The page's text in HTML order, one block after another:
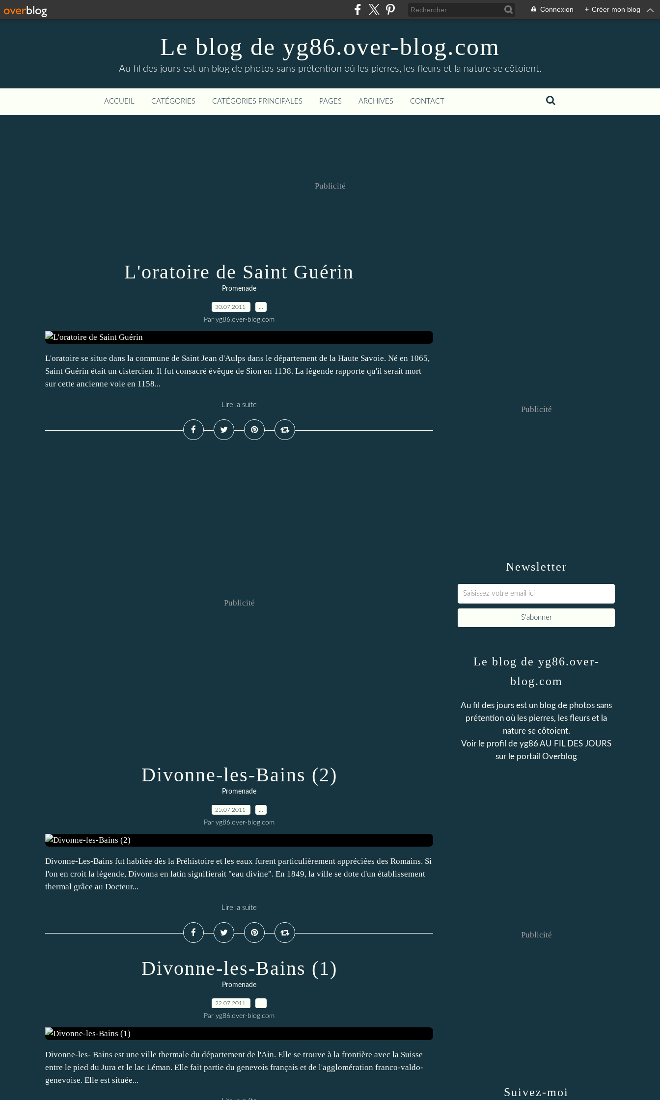
Connexion + Créer mon blog
Le blog de yg86.over-blog.com
Au fil des jours est un blog de photos sans prétention où les pierres, les fleurs et la nature se côtoient.
ACCUEIL CATÉGORIES CATÉGORIES PRINCIPALES PAGES ARCHIVES CONTACT
Publicité
L'oratoire de Saint Guérin
Promenade
30.07.2011
Par yg86.over-blog.com
L'oratoire se situe dans la commune de Saint Jean d'Aulps dans le département de la Haute Savoie. Né en 1065,
Saint Guérin était un cistercien. Il fut consacré évêque de Sion en 1138. La légende rapporte qu'il serait mort
sur cette ancienne voie en 1158...
Lire la suite
Publicité
Divonne-les-Bains (2)
Promenade
25.07.2011
Par yg86.over-blog.com
Divonne-Les-Bains fut habitée dès la Préhistoire et les eaux furent particulièrement appréciées des Romains. Si
l'on en croit la légende, Divonna en latin signifierait "eau divine". En 1849, la ville se dote d'un établissement
thermal grâce au Docteur...
Lire la suite
Divonne-les-Bains (1)
Promenade
22.07.2011
Par yg86.over-blog.com
Divonne-les- Bains est une ville thermale du département de l'Ain. Elle se trouve à la frontière avec la Suisse
entre le pied du Jura et le lac Léman. Elle fait partie du genevois français et de l'agglomération franco-valdo-
genevoise. Elle est située...
Newsletter
Publicité
Le blog de yg86.over-
blog.com
Au fil des jours est un blog de photos sans
prétention où les pierres, les fleurs et la
nature se côtoient.
Voir le profil de yg86 AU FIL DES JOURS
sur le portail Overblog
Suivez-moi
Publicité